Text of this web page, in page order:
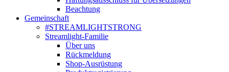
Beachtung
Gemeinschaft
#STREAMLIGHTSTRONG
Streamlight-Familie
Über uns
Rückmeldung
Shop-Ausrüstung